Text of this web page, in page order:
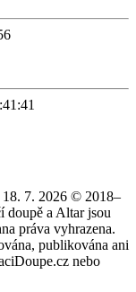
18. 7. 2026 © 2018–
doupě a Altar jsou
práva vyhrazena.
publikována ani
nebo